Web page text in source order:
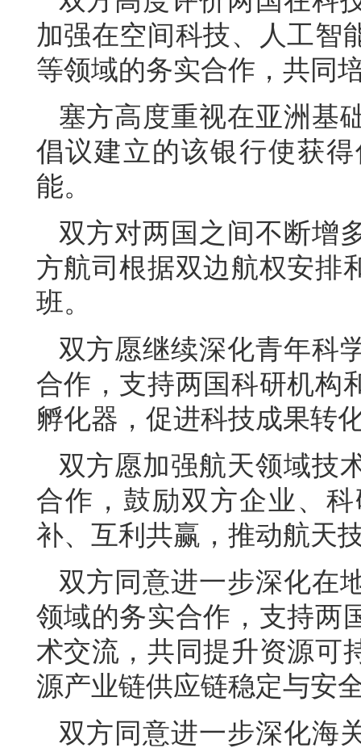
加强在空间科技、人工智
等领域的务实合作，共同
塞方高度重视在亚洲基
倡议建立的该银行使获
能。
双方对两国之间不断增
方航司根据双边航权安排
班。
双方愿继续深化青年科
合作，支持两国科研机构
孵化器，促进科技成果转
双方愿加强航天领域技
合作，鼓励双方企业、
补、互利共赢，推动航天
双方同意进一步深化在
领域的务实合作，支持两
术交流，共同提升资源可
源产业链供应链稳定与安
双方同意进一步深化海